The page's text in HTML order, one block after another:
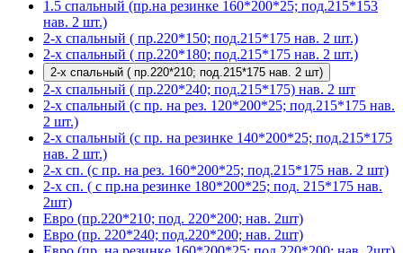
1.5 спальный (пр.на резинке 160*200*25; под.215*153
нав. 2 шт.)
2-х спальный ( пр.220*150; под.215*175 нав. 2 шт.)
2-х спальный ( пр.220*180; под.215*175 нав. 2 шт.)
2-х спальный ( пр.220*210; под.215*175 нав. 2 шт)
2-х спальный ( пр.220*240; под.215*175) нав. 2 шт
2-х спальный (с пр. на рез. 120*200*25; под.215*175 нав.
2 шт.)
2-х спальный (с пр. на резинке 140*200*25; под.215*175
нав. 2 шт.)
2-х сп. (с пр. на рез. 160*200*25; под.215*175 нав. 2 шт)
2-х сп. ( с пр.на резинке 180*200*25; под. 215*175 нав.
2шт)
Евро (пр.220*210; под. 220*200; нав. 2шт)
Евро (пр. 220*240; под.220*200; нав. 2шт)